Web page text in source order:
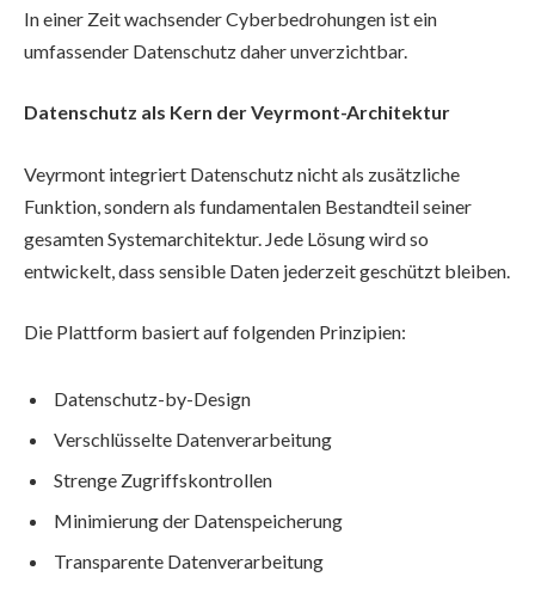
In einer Zeit wachsender Cyberbedrohungen ist ein
umfassender Datenschutz daher unverzichtbar.
Datenschutz als Kern der Veyrmont-Architektur
Veyrmont integriert Datenschutz nicht als zusätzliche
Funktion, sondern als fundamentalen Bestandteil seiner
gesamten Systemarchitektur. Jede Lösung wird so
entwickelt, dass sensible Daten jederzeit geschützt bleiben.
Die Plattform basiert auf folgenden Prinzipien:
Datenschutz-by-Design
Verschlüsselte Datenverarbeitung
Strenge Zugriffskontrollen
Minimierung der Datenspeicherung
Transparente Datenverarbeitung